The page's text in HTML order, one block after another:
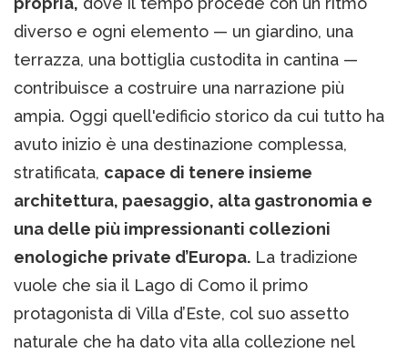
diverso e ogni elemento — un giardino, una
terrazza, una bottiglia custodita in cantina —
contribuisce a costruire una narrazione più
ampia. Oggi quell'edificio storico da cui tutto ha
avuto inizio è una destinazione complessa,
stratificata, capace di tenere insieme
architettura, paesaggio, alta gastronomia e
una delle più impressionanti collezioni
enologiche private d’Europa. La tradizione
vuole che sia il Lago di Como il primo
protagonista di Villa d’Este, col suo assetto
naturale che ha dato vita alla collezione nel